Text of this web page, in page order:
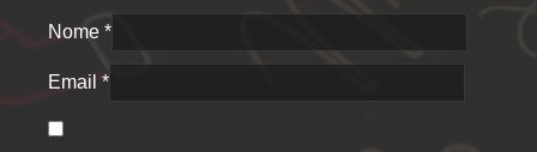
Nome *
Email *